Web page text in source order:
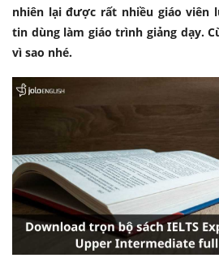
nhiên lại được rất nhiều giáo viên
tin dùng làm giáo trình giảng dạy.
vì sao nhé.